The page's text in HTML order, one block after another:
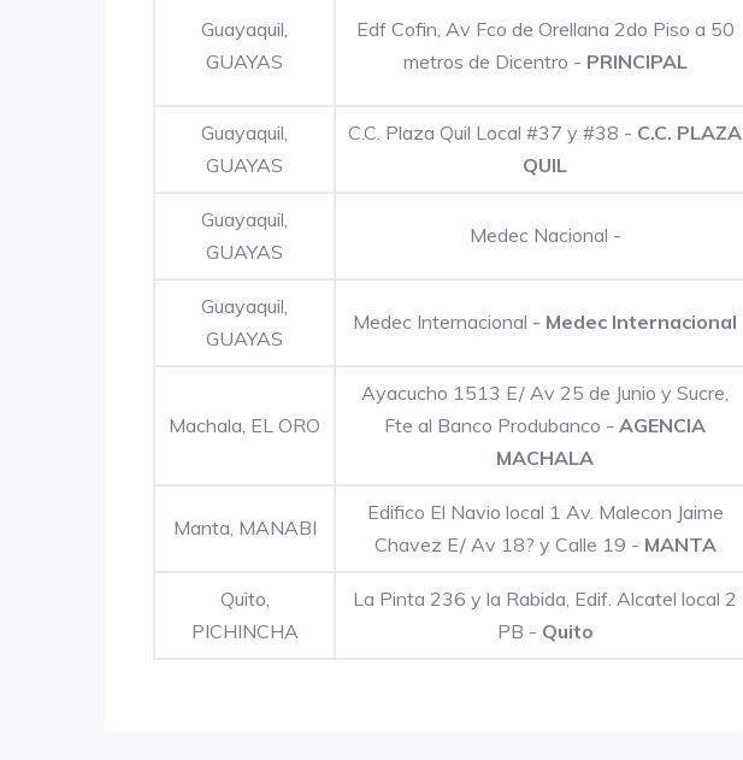
Guayaquil,
GUAYAS
Edf Cofin, Av Fco de Orellana 2do Piso a 50
metros de Dicentro - PRINCIPAL
Guayaquil,
GUAYAS
C.C. Plaza Quil Local #37 y #38 - C.C. PLAZA
QUIL
Guayaquil,
GUAYAS
Medec Nacional -
Guayaquil,
GUAYAS
Medec Internacional - Medec Internacional
Machala, EL ORO
Ayacucho 1513 E/ Av 25 de Junio y Sucre,
Fte al Banco Produbanco - AGENCIA
MACHALA
Manta, MANABI
Edifico El Navio local 1 Av. Malecon Jaime
Chavez E/ Av 18? y Calle 19 - MANTA
Quito,
PICHINCHA
La Pinta 236 y la Rabida, Edif. Alcatel local 2
PB - Quito